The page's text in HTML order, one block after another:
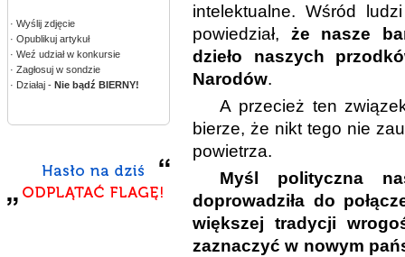
· Wyślij zdjęcie
· Opublikuj artykuł
· Weź udział w konkursie
· Zagłosuj w sondzie
· Działaj - Nie bądź BIERNY!
intelektualne. Wśród
powiedział, że nasze
dzieło naszych
Narodów.
A przecież ten
bierze, że nikt tego nie
powietrza.
Myśl polityczna
doprowadziła do
większej tradycji
zaznaczyć w nowym